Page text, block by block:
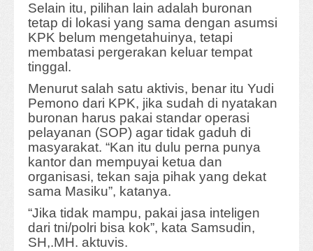
Selain itu, pilihan lain adalah buronan
tetap di lokasi yang sama dengan asumsi
KPK belum mengetahuinya, tetapi
membatasi pergerakan keluar tempat
tinggal.
Menurut salah satu aktivis, benar itu Yudi
Pemono dari KPK, jika sudah di nyatakan
buronan harus pakai standar operasi
pelayanan (SOP) agar tidak gaduh di
masyarakat. “Kan itu dulu perna punya
kantor dan mempuyai ketua dan
organisasi, tekan saja pihak yang dekat
sama Masiku”, katanya.
“Jika tidak mampu, pakai jasa inteligen
dari tni/polri bisa kok”, kata Samsudin,
SH,.MH. aktuvis.